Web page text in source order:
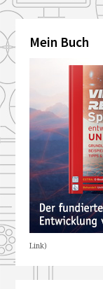
Mein Buch
Link)